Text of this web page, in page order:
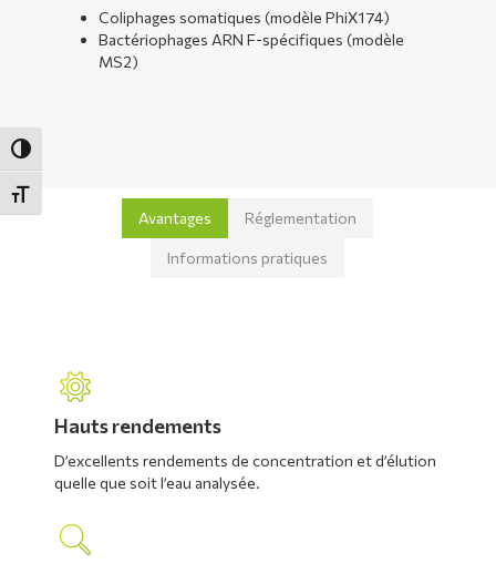
Passer en contraste élevé
Changer la taille de la police
Coliphages somatiques (modèle PhiX174)
Bactériophages ARN F-spécifiques (modèle
MS2)
Avantages Réglementation
Informations pratiques
Hauts rendements
D’excellents rendements de concentration et d’élution
quelle que soit l’eau analysée.